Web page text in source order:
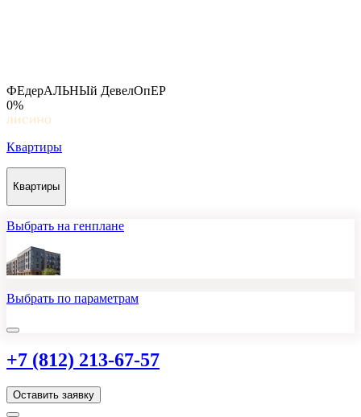
ФЕдерАЛЬНЫй ДевелОпЕР
0%
Квартиры
Квартиры
Выбрать на генплане
Выбрать по параметрам
+7 (812) 213-67-57
Оставить заявку